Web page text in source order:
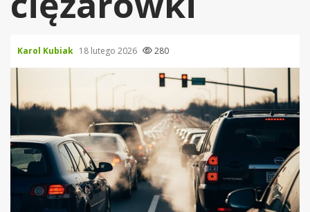
Karol Kubiak 18 lutego 2026 280